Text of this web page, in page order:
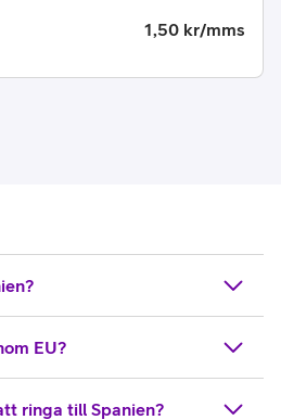
1,50 kr/mms
EU?
ringa till Spanien?